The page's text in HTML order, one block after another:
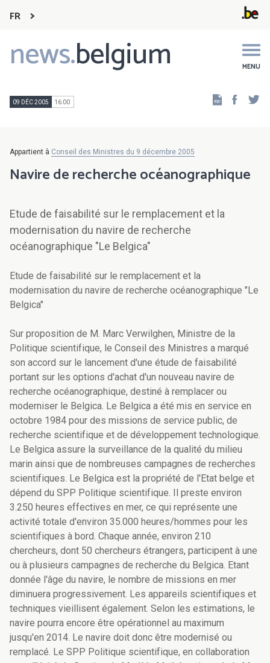
FR
news.belgium MENU
Main
navigation
09 DÉC 2005 16:00
Appartient à Conseil des Ministres du 9 décembre 2005
Navire de recherche océanographique
Etude de faisabilité sur le remplacement et la
modernisation du navire de recherche
océanographique "Le Belgica"
Etude de faisabilité sur le remplacement et la
modernisation du navire de recherche océanographique "Le
Belgica"
Sur proposition de M. Marc Verwilghen, Ministre de la
Politique scientifique, le Conseil des Ministres a marqué
son accord sur le lancement d'une étude de faisabilité
portant sur les options d'achat d'un nouveau navire de
recherche océanographique, destiné à remplacer ou
moderniser le Belgica. Le Belgica a été mis en service en
octobre 1984 pour des missions de service public, de
recherche scientifique et de développement technologique.
Le Belgica assure la surveillance de la qualité du milieu
marin ainsi que de nombreuses campagnes de recherches
scientifiques. Le Belgica est la propriété de l'Etat belge et
dépend du SPP Politique scientifique. Il preste environ
3.250 heures effectives en mer, ce qui représente une
activité totale d'environ 35.000 heures/hommes pour les
scientifiques à bord. Chaque année, environ 210
chercheurs, dont 50 chercheurs étrangers, participent à une
ou à plusieurs campagnes de recherche du Belgica. Etant
donnée l'âge du navire, le nombre de missions en mer
diminuera progressivement. Les appareils scientifiques et
techniques vieillisent également. Selon les estimations, le
navire pourra encore être opérationnel au maximum
jusqu'en 2014. Le navire doit donc être modernisé ou
remplacé. Le SPP Politique scientifique, en collaboration